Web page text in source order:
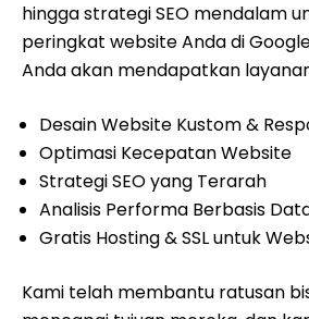
hingga strategi SEO mendalam
peringkat website Anda di
Anda akan mendapatkan
Desain Website Kustom &
Optimasi Kecepatan Website
Strategi SEO yang Terarah
Analisis Performa Berbasis
Gratis Hosting & SSL untuk
Kami telah membantu ratusan